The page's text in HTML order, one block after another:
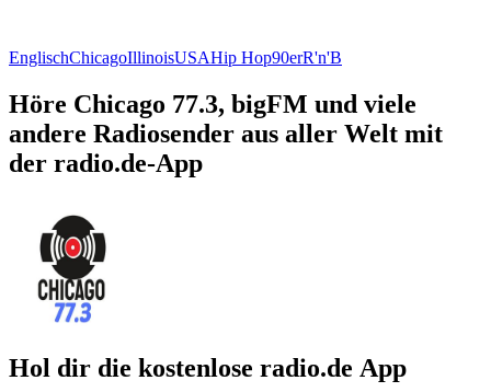
EnglischChicagoIllinoisUSAHip Hop90erR'n'B
Höre Chicago 77.3, bigFM und viele
andere Radiosender aus aller Welt mit
der radio.de-App
Hol dir die kostenlose radio.de App